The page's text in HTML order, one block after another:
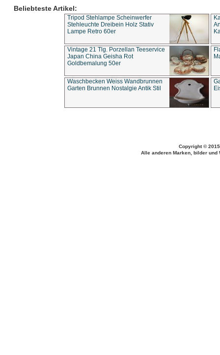
Beliebteste Artikel:
Tripod Stehlampe Scheinwerfer
Stehleuchte Dreibein Holz Stativ
Lampe Retro 60er
Vintage 21 Tlg. Porzellan Teeservice
Japan China Geisha Rot
Goldbemalung 50er
Waschbecken Weiss Wandbrunnen
Garten Brunnen Nostalgie Antik Stil
Copyright ©
Alle anderen Marken, bilder und